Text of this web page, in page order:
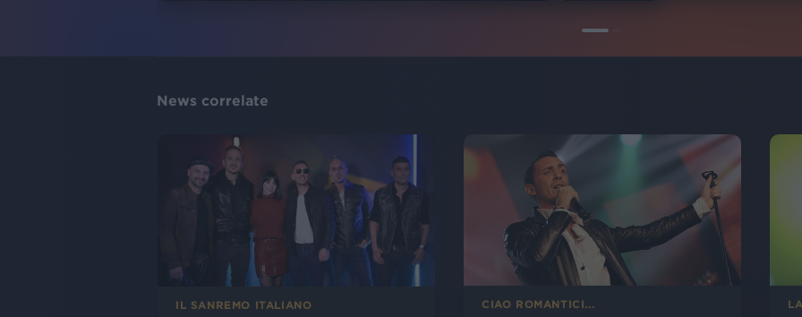
News correlate
IL SANREMO ITALIANO CIAO ROMANTICI...